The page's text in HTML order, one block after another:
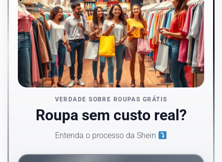
VERDADE SOBRE ROUPAS GRÁTIS
Roupa sem custo real?
Entenda o processo da Shein